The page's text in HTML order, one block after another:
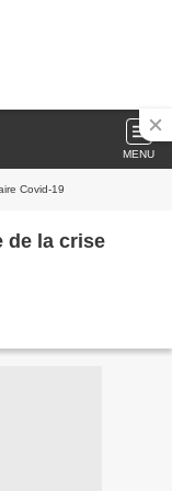
MENU
Covid-19
de la crise